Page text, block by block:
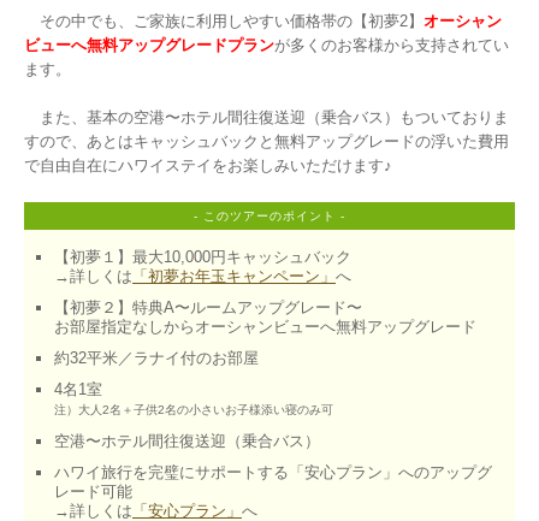
その中でも、ご家族に利用しやすい価格帯の【初夢2】 オーシャン
ビューへ無料アップグレードプランが多くのお客様から支持されてい
ます。
また、基本の空港〜ホテル間往復送迎（乗合バス）もついておりま
すので、あとはキャッシュバックと無料アップグレードの浮いた費用
- このツアーのポイント -
【初夢１】最大10,000円キャッシュバック
→詳しくは 「初夢お年玉キャンペーン」 へ
【初夢２】特典A〜ルームアップグレード〜
お部屋指定なしからオーシャンビューへ無料アップグレード
約32平米／ラナイ付のお部屋
注）大人2名＋子供2名の小さいお子様添い寝のみ可
空港〜ホテル間往復送迎（乗合バス）
ハワイ旅行を完璧にサポートする「安心プラン」へのアップグ
レード可能
→詳しくは 「安心プラン」 へ